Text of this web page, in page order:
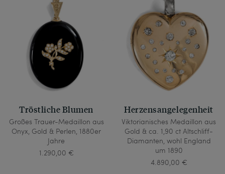
Tröstliche Blumen
Großes Trauer-Medaillon aus
Onyx, Gold & Perlen, 1880er
Jahre
1.290,00 €
Herzensangelegenheit
Viktorianisches Medaillon aus
Gold & ca. 1,90 ct Altschliff-
Diamanten, wohl England
um 1890
4.890,00 €